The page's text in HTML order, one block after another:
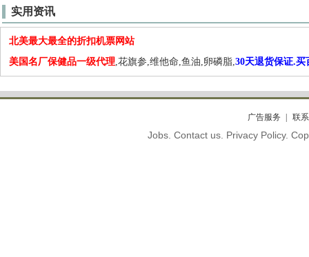
实用资讯
北美最大最全的折扣机票网站
美国名厂保健品一级代理,花旗参,维他命,鱼油,卵磷脂,30天退货保证.买
广告服务 联
Jobs. Contact us. Privacy Policy.